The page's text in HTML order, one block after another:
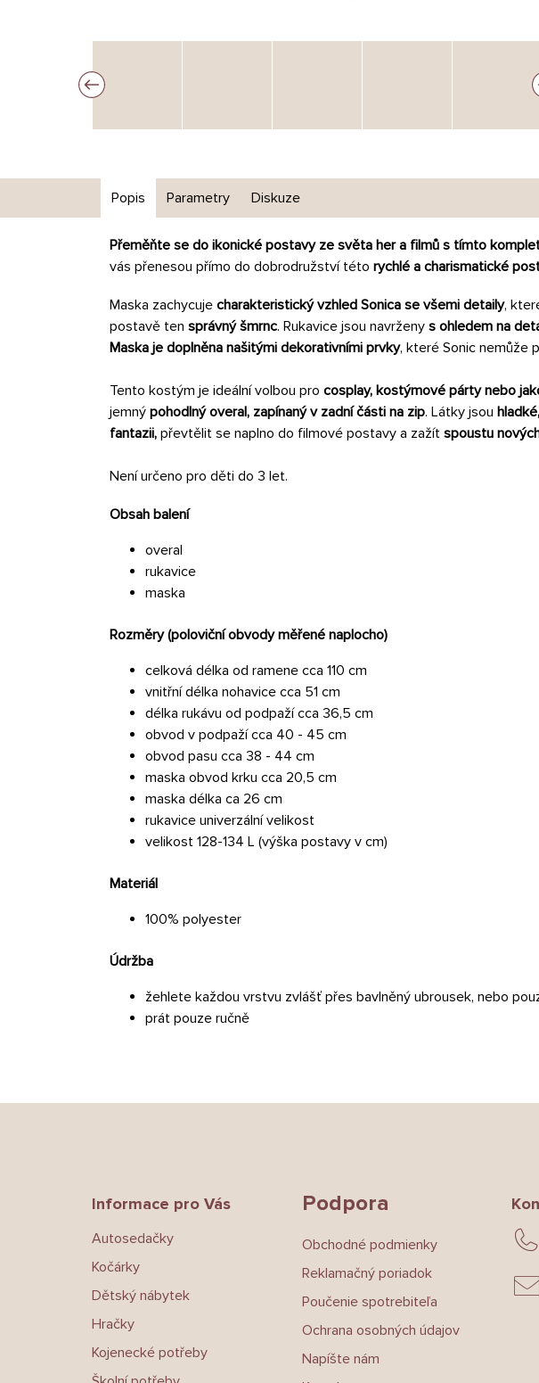
Popis Parametry Diskuze
Přeměňte se do ikonické postavy ze světa her a filmů s tímto
vás přenesou přímo do dobrodružství této rychlé a charismatické
Maska zachycuje charakteristický vzhled Sonica se všemi detaily,
postavě ten správný šmrnc. Rukavice jsou navrženy s ohledem na
Maska je doplněna našitými dekorativními prvky, které Sonic nemůže
Tento kostým je ideální volbou pro cosplay, kostýmové párty nebo
jemný pohodlný overal, zapínaný v zadní části na zip. Látky jsou
fantazii, převtělit se naplno do filmové postavy a zažít spoustu
Není určeno pro děti do 3 let.
Obsah balení
overal
rukavice
maska
Rozměry (poloviční obvody měřené naplocho)
celková délka od ramene cca 110 cm
vnitřní délka nohavice cca 51 cm
délka rukávu od podpaží cca 36,5 cm
obvod v podpaží cca 40 - 45 cm
obvod pasu cca 38 - 44 cm
maska obvod krku cca 20,5 cm
maska délka ca 26 cm
rukavice univerzální velikost
velikost 128-134 L (výška postavy v cm)
Materiál
100% polyester
Údržba
žehlete každou vrstvu zvlášť přes bavlněný ubrousek, nebo
prát pouze ručně
Informace pro Vás
Autosedačky
Kočárky
Dětský nábytek
Hračky
Kojenecké potřeby
Podpora
Obchodné podmienky
Reklamačný poriadok
Poučenie spotrebiteľa
Ochrana osobných údajov
Napíšte nám